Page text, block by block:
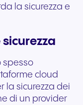
la sicurezza e
spesso
cloud
la sicurezza dei
di un provider